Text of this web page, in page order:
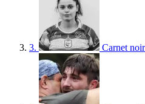
3. Carnet